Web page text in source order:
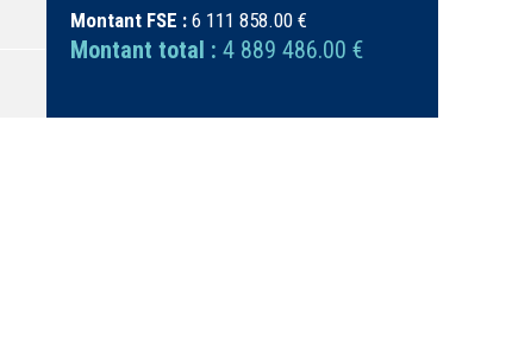
Montant FSE :6 111 858.00 €
Montant total : 4 889 486.00 €